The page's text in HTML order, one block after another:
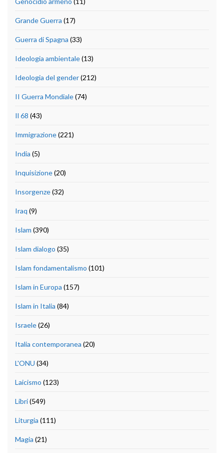
Grande Guerra (17)
Guerra di Spagna (33)
Ideologia ambientale(13)
Ideologia del gender(212)
II Guerra Mondiale(74)
Il 68 (43)
Immigrazione(221)
India (5)
Inquisizione(20)
Insorgenze(32)
Iraq (9)
Islam (390)
Islam dialogo (35)
Islam fondamentalismo (101)
Islam in Europa (157)
Islam in Italia (84)
Israele(26)
Italia contemporanea (20)
L'ONU (34)
Laicismo (123)
Libri(549)
Liturgia (111)
Magia (21)